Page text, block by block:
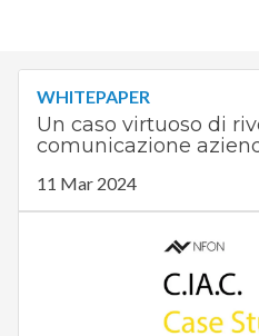
WHITEPAPER
Un caso virtuoso di
comunicazione
11 Mar 2024